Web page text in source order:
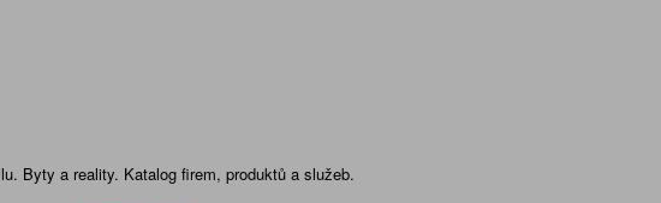
Byty a reality. Katalog firem, produktů a služeb.